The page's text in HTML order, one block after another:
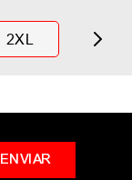
2XL
ENVIAR